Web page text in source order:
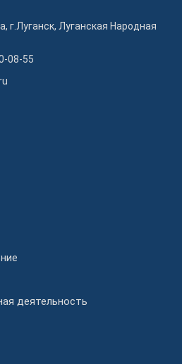
г.Луганск, Луганская Народная
08-55
деятельность